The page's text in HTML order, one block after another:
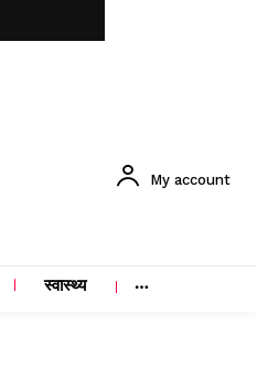
My account
स्वास्थ्य